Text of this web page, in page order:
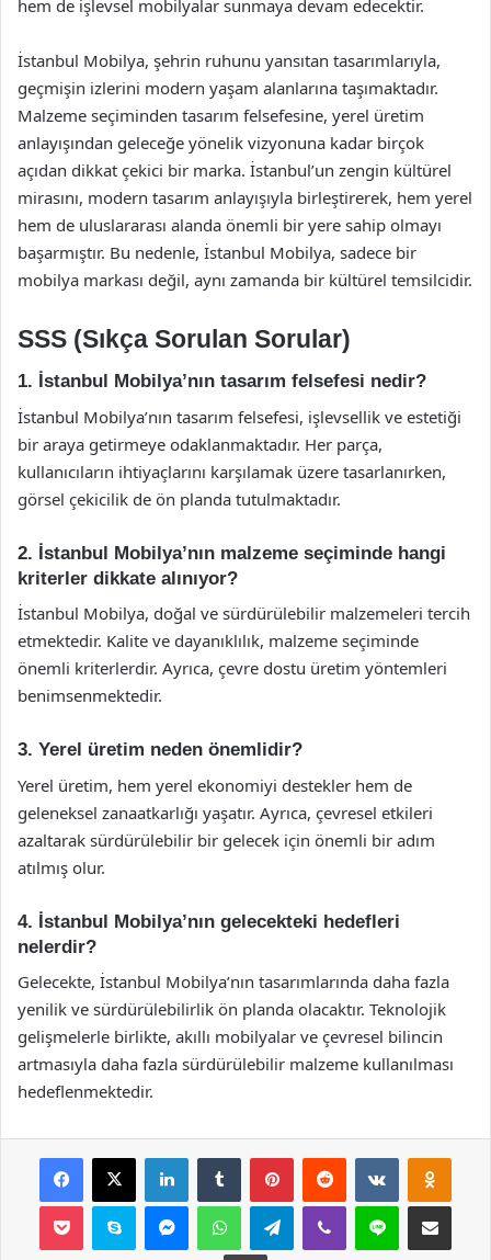
hem de işlevsel mobilyalar sunmaya devam edecektir.
İstanbul Mobilya, şehrin ruhunu yansıtan tasarımlarıyla,
geçmişin izlerini modern yaşam alanlarına taşımaktadır.
Malzeme seçiminden tasarım felsefesine, yerel üretim
anlayışından geleceğe yönelik vizyonuna kadar birçok
açıdan dikkat çekici bir marka. İstanbul’un zengin kültürel
mirasını, modern tasarım anlayışıyla birleştirerek, hem yerel
hem de uluslararası alanda önemli bir yere sahip olmayı
başarmıştır. Bu nedenle, İstanbul Mobilya, sadece bir
mobilya markası değil, aynı zamanda bir kültürel temsilcidir.
SSS (Sıkça Sorulan Sorular)
1. İstanbul Mobilya’nın tasarım felsefesi nedir?
İstanbul Mobilya’nın tasarım felsefesi, işlevsellik ve estetiği
bir araya getirmeye odaklanmaktadır. Her parça,
kullanıcıların ihtiyaçlarını karşılamak üzere tasarlanırken,
görsel çekicilik de ön planda tutulmaktadır.
2. İstanbul Mobilya’nın malzeme seçiminde hangi
kriterler dikkate alınıyor?
İstanbul Mobilya, doğal ve sürdürülebilir malzemeleri tercih
etmektedir. Kalite ve dayanıklılık, malzeme seçiminde
önemli kriterlerdir. Ayrıca, çevre dostu üretim yöntemleri
benimsenmektedir.
3. Yerel üretim neden önemlidir?
Yerel üretim, hem yerel ekonomiyi destekler hem de
geleneksel zanaatkarlığı yaşatır. Ayrıca, çevresel etkileri
azaltarak sürdürülebilir bir gelecek için önemli bir adım
atılmış olur.
4. İstanbul Mobilya’nın gelecekteki hedefleri
nelerdir?
Gelecekte, İstanbul Mobilya’nın tasarımlarında daha fazla
yenilik ve sürdürülebilirlik ön planda olacaktır. Teknolojik
gelişmelerle birlikte, akıllı mobilyalar ve çevresel bilincin
artmasıyla daha fazla sürdürülebilir malzeme kullanılması
hedeflenmektedir.
Facebook
X LinkedInTumblr PinterestReddit VKontakte
Pocket Skype MessengerWhatsAppTelegramViber Line E-Posta ile
Yazdır